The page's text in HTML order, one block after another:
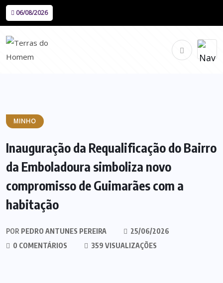
06/08/2026
MINHO
Inauguração da Requalificação do Bairro
da Emboladoura simboliza novo
compromisso de Guimarães com a
habitação
POR PEDRO ANTUNES PEREIRA
25/06/2026
0 COMENTÁRIOS
359 VISUALIZAÇÕES